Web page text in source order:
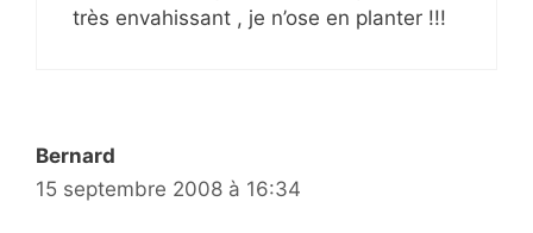
très envahissant , je n’ose en planter !!!
Bernard
15 septembre 2008 à 16:34